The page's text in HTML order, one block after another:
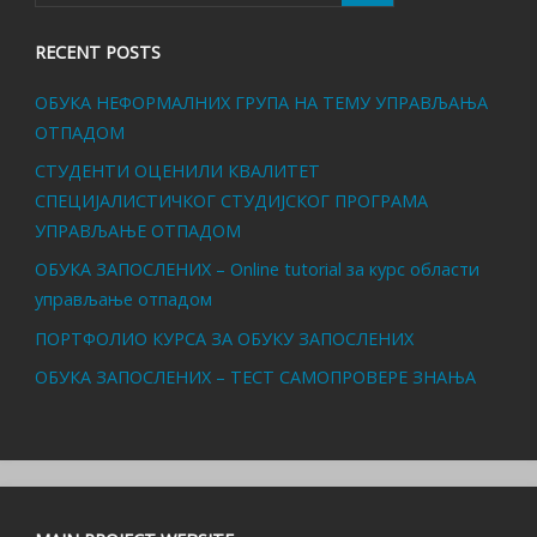
RECENT POSTS
ОБУКА НЕФОРМАЛНИХ ГРУПА НА ТЕМУ УПРАВЉАЊА
ОТПАДОМ
СТУДЕНТИ ОЦЕНИЛИ КВАЛИТЕТ
СПЕЦИЈАЛИСТИЧКОГ СТУДИЈСКОГ ПРОГРАМА
УПРАВЉАЊЕ ОТПАДОМ
ОБУКА ЗАПОСЛЕНИХ – Online tutorial за курс области
управљање отпадом
ПОРТФОЛИО КУРСА ЗА ОБУКУ ЗАПОСЛЕНИХ
ОБУКА ЗАПОСЛЕНИХ – ТЕСТ САМОПРОВЕРЕ ЗНАЊА